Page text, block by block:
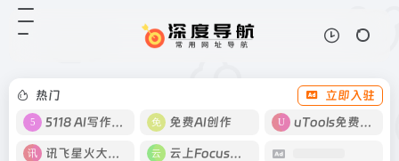
热门
立即入驻
5118 AI写作工具
免费AI创作 uTools免费工具箱
讯飞星火大模型 云上Focus接码
高等学校科技统计资料汇编
面反映高等学校科技活动总体情况的
数据资料汇集教育部经过综合加工、
动总体情况的数据资料汇集